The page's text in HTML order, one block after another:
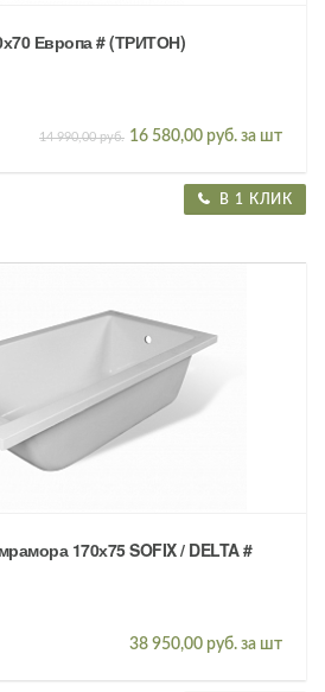
Европа # (ТРИТОН)
14 990,00 руб. 16 580,00 руб. за шт
В 1 КЛИК
170х75 SOFIX / DELTA #
38 950,00 руб. за шт